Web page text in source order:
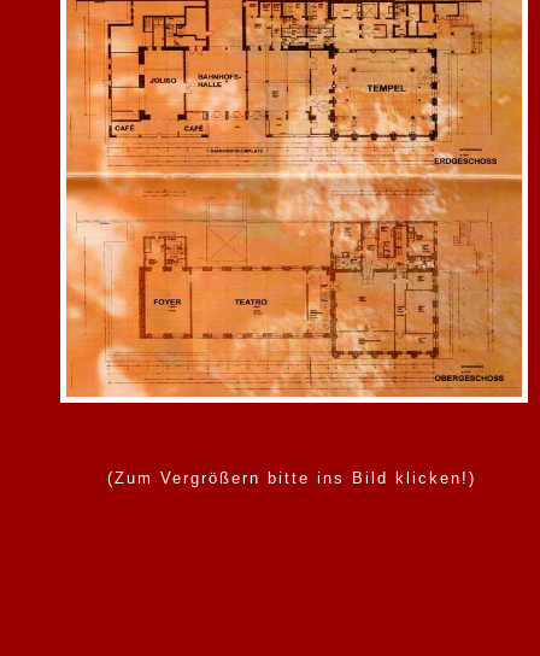
(Zum Vergrößern bitte ins Bild klicken!)